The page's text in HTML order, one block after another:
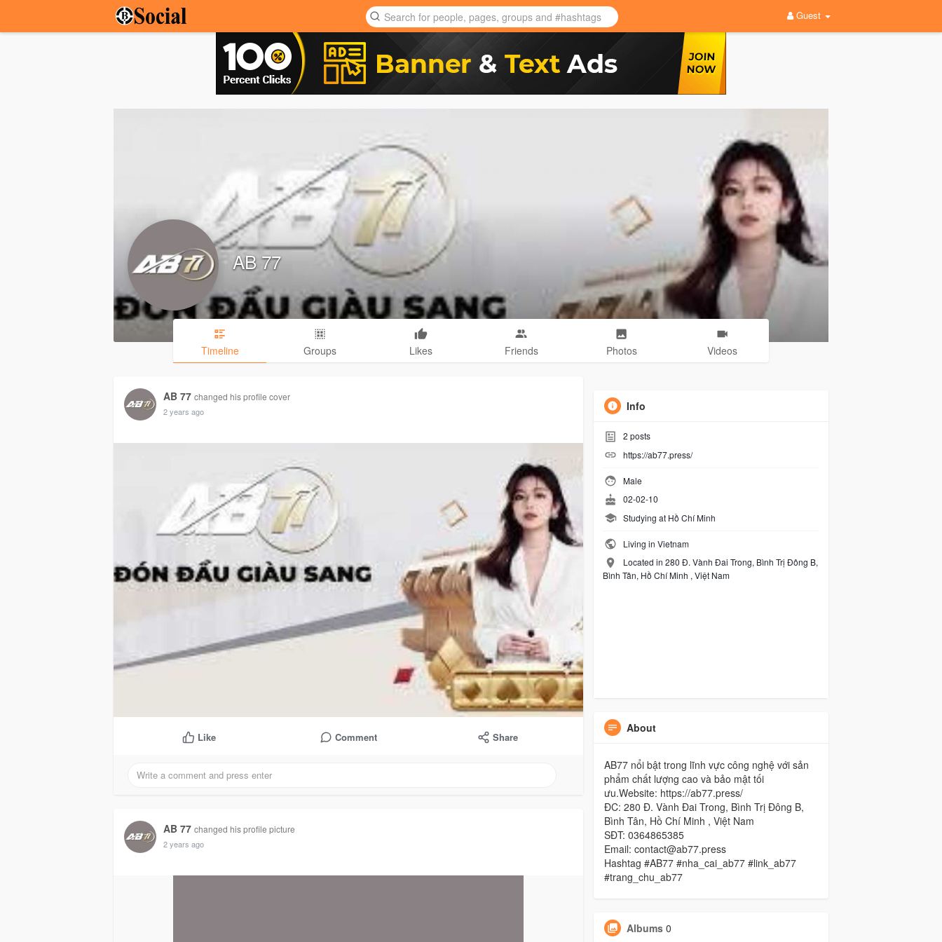
Guest
AB 77
Timeline Groups Likes Friends Photos Videos
AB 77 changed his profile cover
2 years ago
Like Comment Share
AB 77 changed his profile picture
2 years ago
Info
2 posts
https://ab77.press/
Male
02-02-10
Studying at Hồ Chí Minh
Living in Vietnam
Located in 280 Đ. Vành Đai Trong, Bình Trị Đông B,
Bình Tân, Hồ Chí Minh , Việt Nam
About
AB77 nổi bật trong lĩnh vực công nghệ với sản
phẩm chất lượng cao và bảo mật tối
ưu.Website: https://ab77.press/
ĐC: 280 Đ. Vành Đai Trong, Bình Trị Đông B,
Bình Tân, Hồ Chí Minh , Việt Nam
SĐT: 0364865385
Email: contact@ab77.press
Hashtag #AB77 #nha_cai_ab77 #link_ab77
#trang_chu_ab77
Albums 0